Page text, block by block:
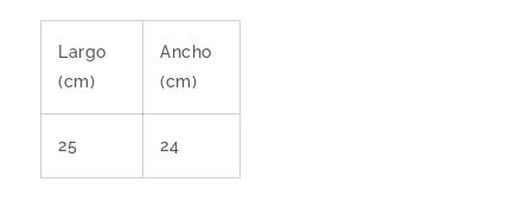
Largo
(cm)
Ancho
(cm)
25 24